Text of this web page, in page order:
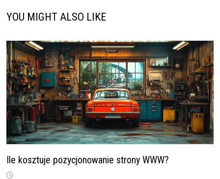
YOU MIGHT ALSO LIKE
Ile kosztuje pozycjonowanie strony WWW?